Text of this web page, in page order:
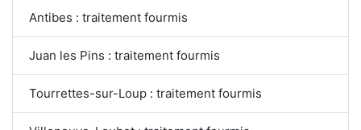
Antibes : traitement fourmis
Juan les Pins : traitement fourmis
Tourrettes-sur-Loup : traitement fourmis